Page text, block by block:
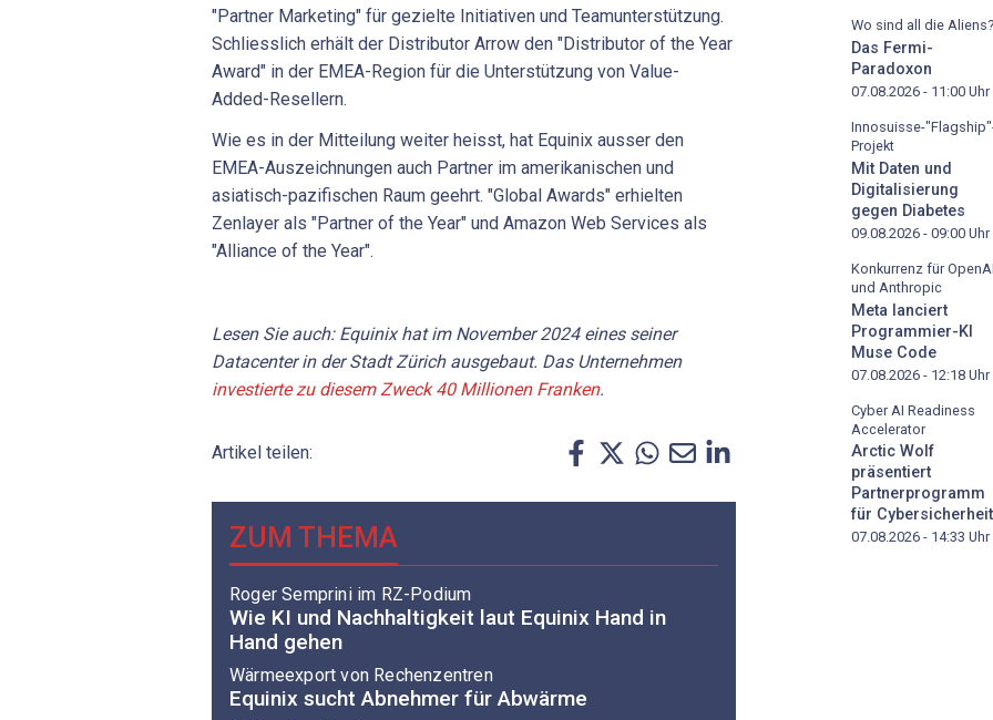
"Partner Marketing" für gezielte Initiativen und Teamunterstützung.
Schliesslich erhält der Distributor Arrow den "Distributor of the Year
Award" in der EMEA-Region für die Unterstützung von Value-
Added-Resellern.
Wie es in der Mitteilung weiter heisst, hat Equinix ausser den
EMEA-Auszeichnungen auch Partner im amerikanischen und
asiatisch-pazifischen Raum geehrt. "Global Awards" erhielten
Zenlayer als "Partner of the Year" und Amazon Web Services als
"Alliance of the Year".
Lesen Sie auch: Equinix hat im November 2024 eines seiner
Datacenter in der Stadt Zürich ausgebaut. Das Unternehmen
investierte zu diesem Zweck 40 Millionen Franken.
Artikel teilen:
ZUM THEMA
Roger Semprini im RZ-Podium
Wie KI und Nachhaltigkeit laut Equinix Hand in
Hand gehen
Wärmeexport von Rechenzentren
Equinix sucht Abnehmer für Abwärme
Wo sind all die Aliens?
Das Fermi-
Paradoxon
07.08.2026 - 11:00 Uhr
Innosuisse-
Projekt
Mit Daten und
Digitalisierung
gegen Diabetes
09.08.2026 - 09:00 Uhr
Konkurrenz für
und Anthropic
Meta lanciert
Programmier-KI
Muse Code
07.08.2026 - 12:18 Uhr
Cyber AI Readiness
Accelerator
Arctic Wolf
präsentiert
Partnerprogramm
für Cybersicherheit
07.08.2026 - 14:33 Uhr